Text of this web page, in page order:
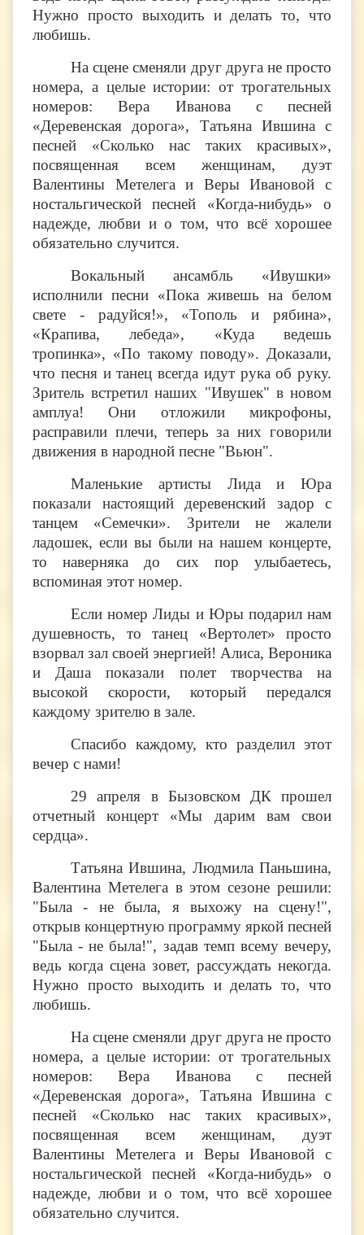
Нужно просто выходить и делать то, что
любишь.
На сцене сменяли друг друга не просто
номера, а целые истории: от трогательных
номеров: Вера Иванова с песней
«Деревенская дорога», Татьяна Ившина с
песней «Сколько нас таких красивых»,
посвященная всем женщинам, дуэт
Валентины Метелега и Веры Ивановой с
ностальгической песней «Когда-нибудь» о
надежде, любви и о том, что всё хорошее
обязательно случится.
Вокальный ансамбль «Ивушки»
исполнили песни «Пока живешь на белом
свете - радуйся!», «Тополь и рябина»,
«Крапива, лебеда», «Куда ведешь
тропинка», «По такому поводу». Доказали,
что песня и танец всегда идут рука об руку.
Зритель встретил наших "Ивушек" в новом
амплуа! Они отложили микрофоны,
расправили плечи, теперь за них говорили
движения в народной песне "Вьюн".
Маленькие артисты Лида и Юра
показали настоящий деревенский задор с
танцем «Семечки». Зрители не жалели
ладошек, если вы были на нашем концерте,
то наверняка до сих пор улыбаетесь,
вспоминая этот номер.
Если номер Лиды и Юры подарил нам
душевность, то танец «Вертолет» просто
взорвал зал своей энергией! Алиса, Вероника
и Даша показали полет творчества на
высокой скорости, который передался
каждому зрителю в зале.
Спасибо каждому, кто разделил этот
вечер с нами!​​​​​​​
29 апреля в Бызовском ДК прошел
отчетный концерт «Мы дарим вам свои
сердца».
Татьяна Ившина, Людмила Паньшина,
Валентина Метелега в этом сезоне решили:
"Была - не была, я выхожу на сцену!",
открыв концертную программу яркой песней
"Была - не была!", задав темп всему вечеру,
ведь когда сцена зовет, рассуждать некогда.
Нужно просто выходить и делать то, что
любишь.
На сцене сменяли друг друга не просто
номера, а целые истории: от трогательных
номеров: Вера Иванова с песней
«Деревенская дорога», Татьяна Ившина с
песней «Сколько нас таких красивых»,
посвященная всем женщинам, дуэт
Валентины Метелега и Веры Ивановой с
ностальгической песней «Когда-нибудь» о
надежде, любви и о том, что всё хорошее
обязательно случится.